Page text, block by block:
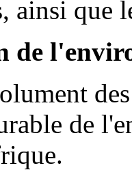
ainsi que
de
de